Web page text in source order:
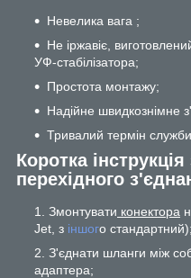
Невелика вага ;
Не іржавіє,
УФ-стабілізатора;
Простота монтажу;
Надійне швидкознімне
Тривалий термін служби.
Коротка
перехідного
Змонтувати конектора
Jet, з іншого стандартний);
З'єднати шланги між
адаптера;